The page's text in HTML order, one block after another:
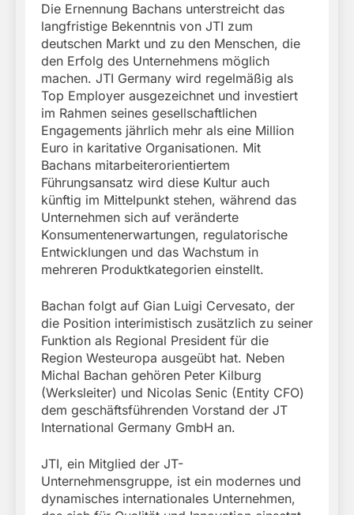
Die Ernennung Bachans unterstreicht das
langfristige Bekenntnis von JTI zum
deutschen Markt und zu den Menschen, die
den Erfolg des Unternehmens möglich
machen. JTI Germany wird regelmäßig als
Top Employer ausgezeichnet und investiert
im Rahmen seines gesellschaftlichen
Engagements jährlich mehr als eine Million
Euro in karitative Organisationen. Mit
Bachans mitarbeiterorientiertem
Führungsansatz wird diese Kultur auch
künftig im Mittelpunkt stehen, während das
Unternehmen sich auf veränderte
Konsumentenerwartungen, regulatorische
Entwicklungen und das Wachstum in
mehreren Produktkategorien einstellt.
Bachan folgt auf Gian Luigi Cervesato, der
die Position interimistisch zusätzlich zu seiner
Funktion als Regional President für die
Region Westeuropa ausgeübt hat. Neben
Michal Bachan gehören Peter Kilburg
(Werksleiter) und Nicolas Senic (Entity CFO)
dem geschäftsführenden Vorstand der JT
International Germany GmbH an.
JTI, ein Mitglied der JT-
Unternehmensgruppe, ist ein modernes und
dynamisches internationales Unternehmen,